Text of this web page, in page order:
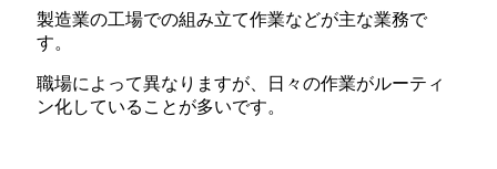
製造業の工場での組み立て作業などが主な業務で
す。
職場によって異なりますが、日々の作業がルーティ
ン化していることが多いです。